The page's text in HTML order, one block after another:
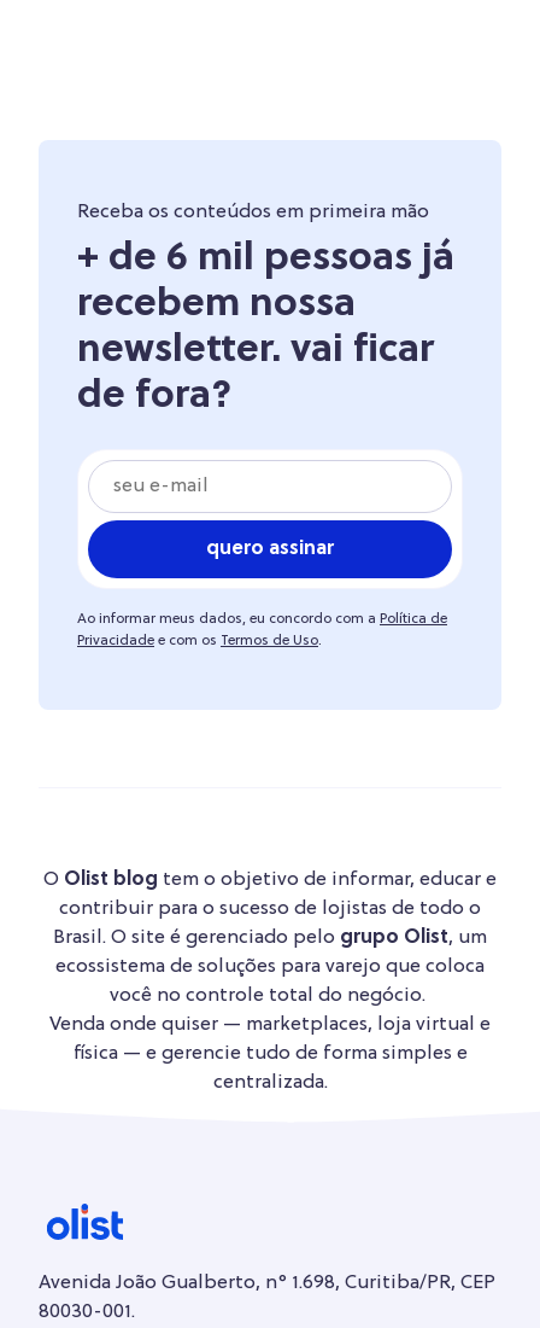
Receba os conteúdos em primeira mão
+ de 6 mil pessoas já
recebem nossa
newsletter. vai ficar
de fora?
quero assinar
Ao informar meus dados, eu concordo com a Política de
Privacidade e com os Termos de Uso.
O Olist blog tem o objetivo de informar, educar e
contribuir para o sucesso de lojistas de todo o
Brasil. O site é gerenciado pelo grupo Olist, um
ecossistema de soluções para varejo que coloca
você no controle total do negócio.
Venda onde quiser — marketplaces, loja virtual e
física — e gerencie tudo de forma simples e
centralizada.
Avenida João Gualberto, n° 1.698, Curitiba/PR, CEP
80030-001.